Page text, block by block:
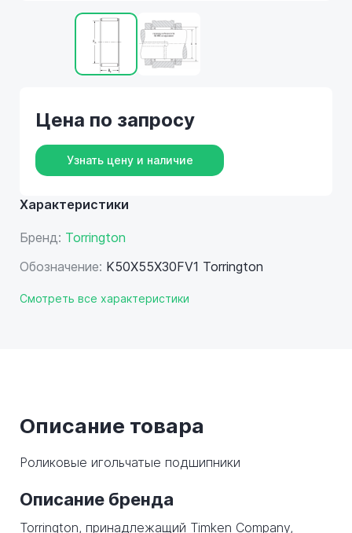
Характеристики
Бренд: Torrington
Обозначение: K50X55X30FV1 Torrington
Смотреть все характеристики
Цена по запросу
Узнать цену и наличие
Описание товара
Роликовые игольчатые подшипники
Описание бренда
Torrington, принадлежащий Timken Company,